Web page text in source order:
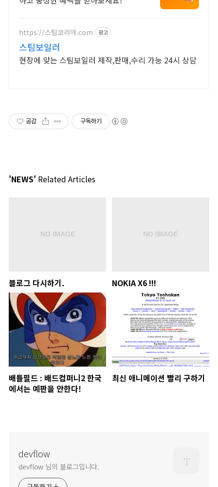
https://스팀코리아.com 광고
스팀보일러
현장에 맞는 스팀보일러 제작,판매,수리 가능 24시 상담
공감 구독하기
'NEWS' Related Articles
블로그 다시하기. NOKIA X6 !!!
배틀필드 : 배드컴퍼니2 한국
에서는 예판을 안한다!
최신 애니메이션 빨리 구하기
devflow
devflow 님의 블로그입니다.